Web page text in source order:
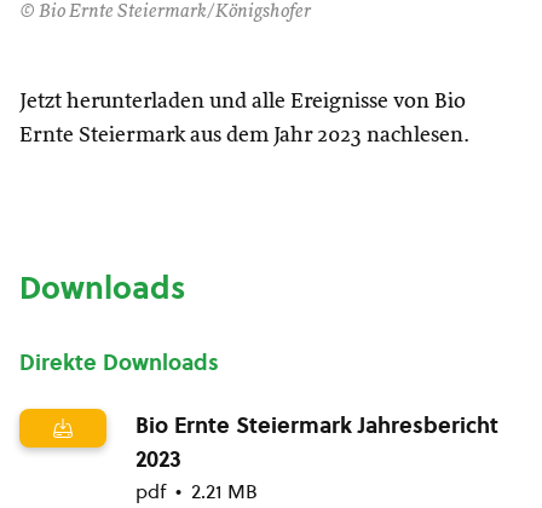
© Bio Ernte Steiermark/Königshofer
Jetzt herunterladen und alle Ereignisse von Bio
Ernte Steiermark aus dem Jahr 2023 nachlesen.
Downloads
Direkte Downloads
Bio Ernte Steiermark Jahresbericht
2023
pdf 2.21 MB